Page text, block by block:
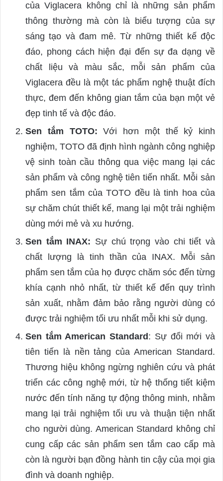
của Viglacera không chỉ là những sản phẩm
thông thường mà còn là biểu tượng của sự
sáng tạo và đam mê. Từ những thiết kế độc
đáo, phong cách hiện đại đến sự đa dạng về
chất liệu và màu sắc, mỗi sản phẩm của
Viglacera đều là một tác phẩm nghệ thuật đích
thực, đem đến không gian tắm của bạn một vẻ
đẹp tinh tế và độc đáo.
Sen tắm TOTO:Với hơn một thế kỷ kinh
nghiệm, TOTO đã định hình ngành công nghiệp
vệ sinh toàn cầu thông qua việc mang lại các
sản phẩm và công nghệ tiên tiến nhất. Mỗi sản
phẩm sen tắm của TOTO đều là tinh hoa của
sự chăm chút thiết kế, mang lại một trải nghiệm
dùng mới mẻ và xu hướng.
Sen tắm INAX: Sự chú trọng vào chi tiết và
chất lượng là tinh thần của INAX. Mỗi sản
phẩm sen tắm của họ được chăm sóc đến từng
khía cạnh nhỏ nhất, từ thiết kế đến quy trình
sản xuất, nhằm đảm bảo rằng người dùng có
được trải nghiệm tối ưu nhất mỗi khi sử dụng.
Sen tắm American Standard : Sự đổi mới và
tiên tiến là nền tảng của American Standard.
Thương hiệu không ngừng nghiên cứu và phát
triển các công nghệ mới, từ hệ thống tiết kiệm
nước đến tính năng tự động thông minh, nhằm
mang lại trải nghiệm tối ưu và thuận tiện nhất
cho người dùng. American Standard không chỉ
cung cấp các sản phẩm sen tắm cao cấp mà
còn là người bạn đồng hành tin cậy của mọi gia
đình và doanh nghiệp.